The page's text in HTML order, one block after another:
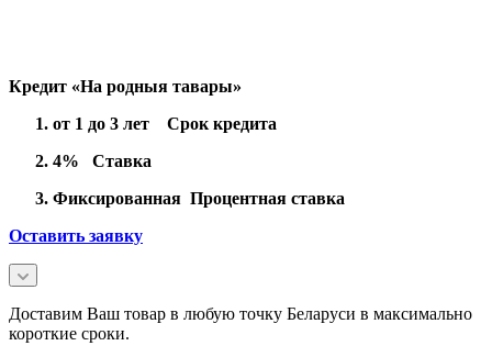
Кредит «На родныя тавары»
от 1 до 3 лет Срок кредита
4% Ставка
Фиксированная Процентная ставка
Оставить заявку
Доставим Ваш товар в любую точку Беларуси в максимально
короткие сроки.